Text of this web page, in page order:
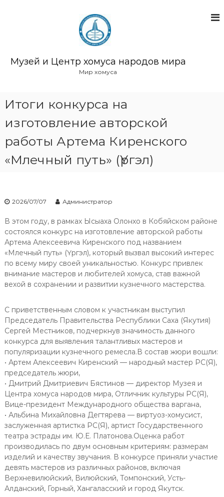
Музей и Центр хомуса народов мира
Мир хомуса
Итоги конкурса на
изготовление авторской
работы Артема Киренского
«Млечный путь» (Үргэл)
2026/07/07 Администратор
В этом году, в рамках Ысыаха Олонхо в Кобяйском районе
состоялся конкурс на изготовление авторской работы
Артема Алексеевича Киренского под названием
«Млечный путь» (Үргэл), который вызвал высокий интерес
по всему миру своей уникальностью. Конкурс привлек
внимание мастеров и любителей хомуса, став важной
вехой в сохранении и развитии кузнечного мастерства.
С приветственным словом к участникам выступил
Председатель Правительства Республики Саха (Якутия)
Сергей Местников, подчеркнув значимость данного
конкурса для выявления талантливых мастеров и
популяризации кузнечного ремесла.В состав жюри вошли:
• Артем Алексеевич Киренский — народный мастер РС(Я),
председатель жюри,
• Дмитрий Дмитриевич Бястинов — директор Музея и
Центра хомуса народов мира, Отличник культуры РС(Я),
Вице-президент Международного общества варгана,
• Альбина Михайловна Дегтярева — виртуоз-хомусист,
заслуженная артистка РС(Я), артист Государственного
театра эстрады им. Ю.Е. Платонова.Оценка работ
производилась по двум основным критериям: размерам
изделий и качеству звучания. В конкурсе приняли участие
девять мастеров из различных районов, включая
Верхневилюйский, Вилюйский, Томпонский, Усть-
Алданский, Горный, Хангаласский и город Якутск.